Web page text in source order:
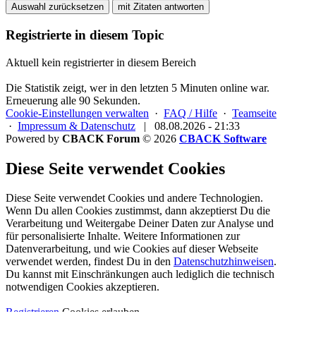
Auswahl zurücksetzen mit Zitaten antworten
Registrierte in diesem Topic
Aktuell kein registrierter in diesem Bereich
Die Statistik zeigt, wer in den letzten 5 Minuten online war.
Erneuerung alle 90 Sekunden.
Cookie-Einstellungen verwalten · FAQ / Hilfe · Teamseite
· Impressum & Datenschutz |
08.08.2026 - 21:33
Powered by CBACK Forum © 2026 CBACK Software
Diese Seite verwendet Cookies
Diese Seite verwendet Cookies und andere Technologien.
Wenn Du allen Cookies zustimmst, dann akzeptierst Du die
Verarbeitung und Weitergabe Deiner Daten zur Analyse und
für personalisierte Inhalte. Weitere Informationen zur
Datenverarbeitung, und wie Cookies auf dieser Webseite
verwendet werden, findest Du in den Datenschutzhinweisen.
Du kannst mit Einschränkungen auch lediglich die technisch
notwendigen Cookies akzeptieren.
Registrieren Cookies erlauben